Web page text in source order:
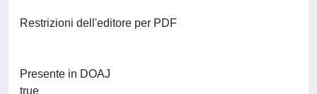
Restrizioni dell'editore per PDF
Presente in DOAJ